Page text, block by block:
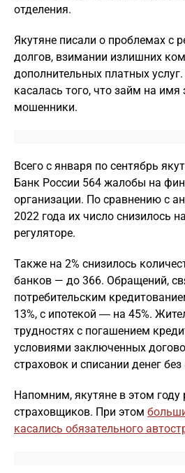
отделения.
Якутяне писали о проблемах с
долгов, взимании излишних
дополнительных платных
касалась того, что займ на
мошенники.
Всего с января по сентябрь
Банк России 564 жалобы на
организации. По сравнению с
2022 года их число снизилось
регуляторе.
Также на 2% снизилось
банков — до 366. Обращений,
потребительским
13%, с ипотекой ― на 45%.
трудностях с погашением
условиями заключенных
страховок и списании денег
Напомним, якутяне в этом
страховщиков. При этом
касались обязательного